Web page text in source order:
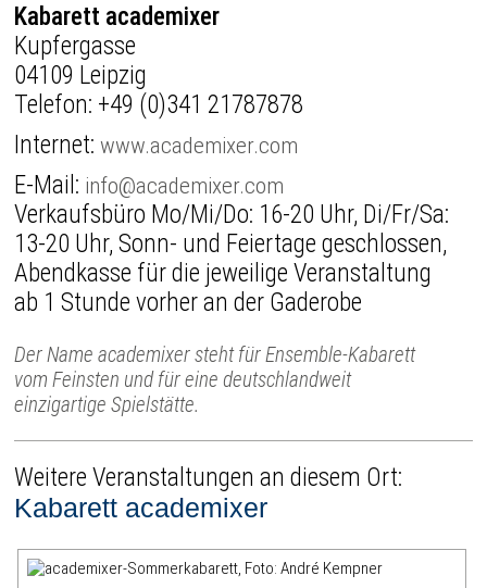
Kabarett academixer
Kupfergasse
04109 Leipzig
Telefon: +49 (0)341 21787878
Internet:www.academixer.com
E-Mail: info@academixer.com
Verkaufsbüro Mo/Mi/Do: 16-20 Uhr, Di/Fr/Sa:
13-20 Uhr, Sonn- und Feiertage geschlossen,
Abendkasse für die jeweilige Veranstaltung
ab 1 Stunde vorher an der Gaderobe
Der Name academixer steht für Ensemble-Kabarett
vom Feinsten und für eine deutschlandweit
einzigartige Spielstätte.
Weitere Veranstaltungen an diesem Ort:
Kabarett academixer